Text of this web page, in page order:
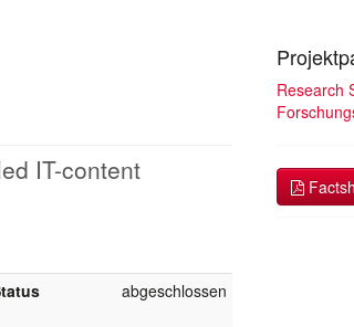
IT-content
abgeschlossen
Research